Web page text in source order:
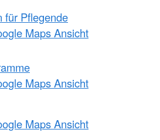
für Pflegende
Maps Ansicht
Maps Ansicht
Maps Ansicht